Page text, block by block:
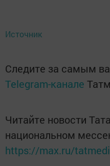
Источник
Следите за самым
Telegram-канале
Читайте новости
национальном
https://max.ru/